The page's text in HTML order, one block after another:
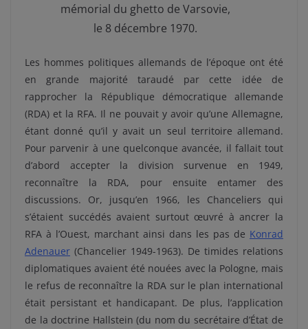
mémorial du ghetto de Varsovie,
le 8 décembre 1970.
Les hommes politiques allemands de l’époque ont été
en grande majorité taraudé par cette idée de
rapprocher la République démocratique allemande
(RDA) et la RFA. Il ne pouvait y avoir qu’une Allemagne,
étant donné qu’il y avait un seul territoire allemand.
Pour parvenir à une quelconque avancée, il fallait tout
d’abord accepter la division survenue en 1949,
reconnaître la RDA, pour ensuite entamer des
discussions. Or, jusqu’en 1966, les Chanceliers qui
s’étaient succédés avaient surtout œuvré à ancrer la
RFA à l’Ouest, marchant ainsi dans les pas de Konrad
Adenauer (Chancelier 1949-1963). De timides relations
diplomatiques avaient été nouées avec la Pologne, mais
le refus de reconnaître la RDA sur le plan international
était persistant et handicapant. De plus, l’application
de la doctrine Hallstein (du nom du secrétaire d’État de